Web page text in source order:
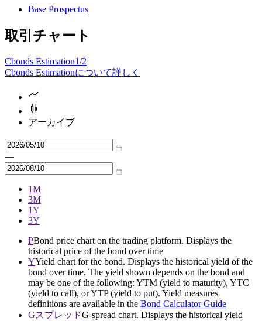
Base Prospectus
取引チャート
Cbonds Estimation1/2
Cbonds Estimationについて詳しく
アーカイブ
—
1M
3M
1Y
3Y
PBond price chart on the trading platform. Displays the
historical price of the bond over time
YYield chart for the bond. Displays the historical yield of the
bond over time. The yield shown depends on the bond and
may be one of the following: YTM (yield to maturity), YTC
(yield to call), or YTP (yield to put). Yield measures
definitions are available in the Bond Calculator Guide
GスプレッドG-spread chart. Displays the historical yield